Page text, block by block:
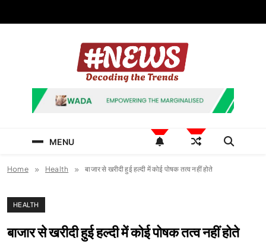
News Hashtag
Decoding the Trends
MENU
Home Health बाजार से खरीदी हुई हल्दी में कोई पोषक तत्व नहीं होते
HEALTH
बाजार से खरीदी हुई हल्दी में कोई पोषक तत्व नहीं होते